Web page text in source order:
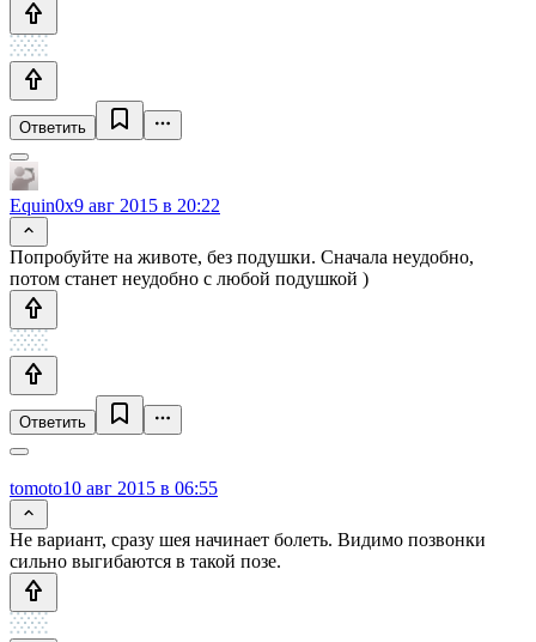
Ответить
Equin0x9 авг 2015 в 20:22
Попробуйте на животе, без подушки. Сначала неудобно,
потом станет неудобно с любой подушкой )
Ответить
tomoto10 авг 2015 в 06:55
Не вариант, сразу шея начинает болеть. Видимо позвонки
сильно выгибаются в такой позе.